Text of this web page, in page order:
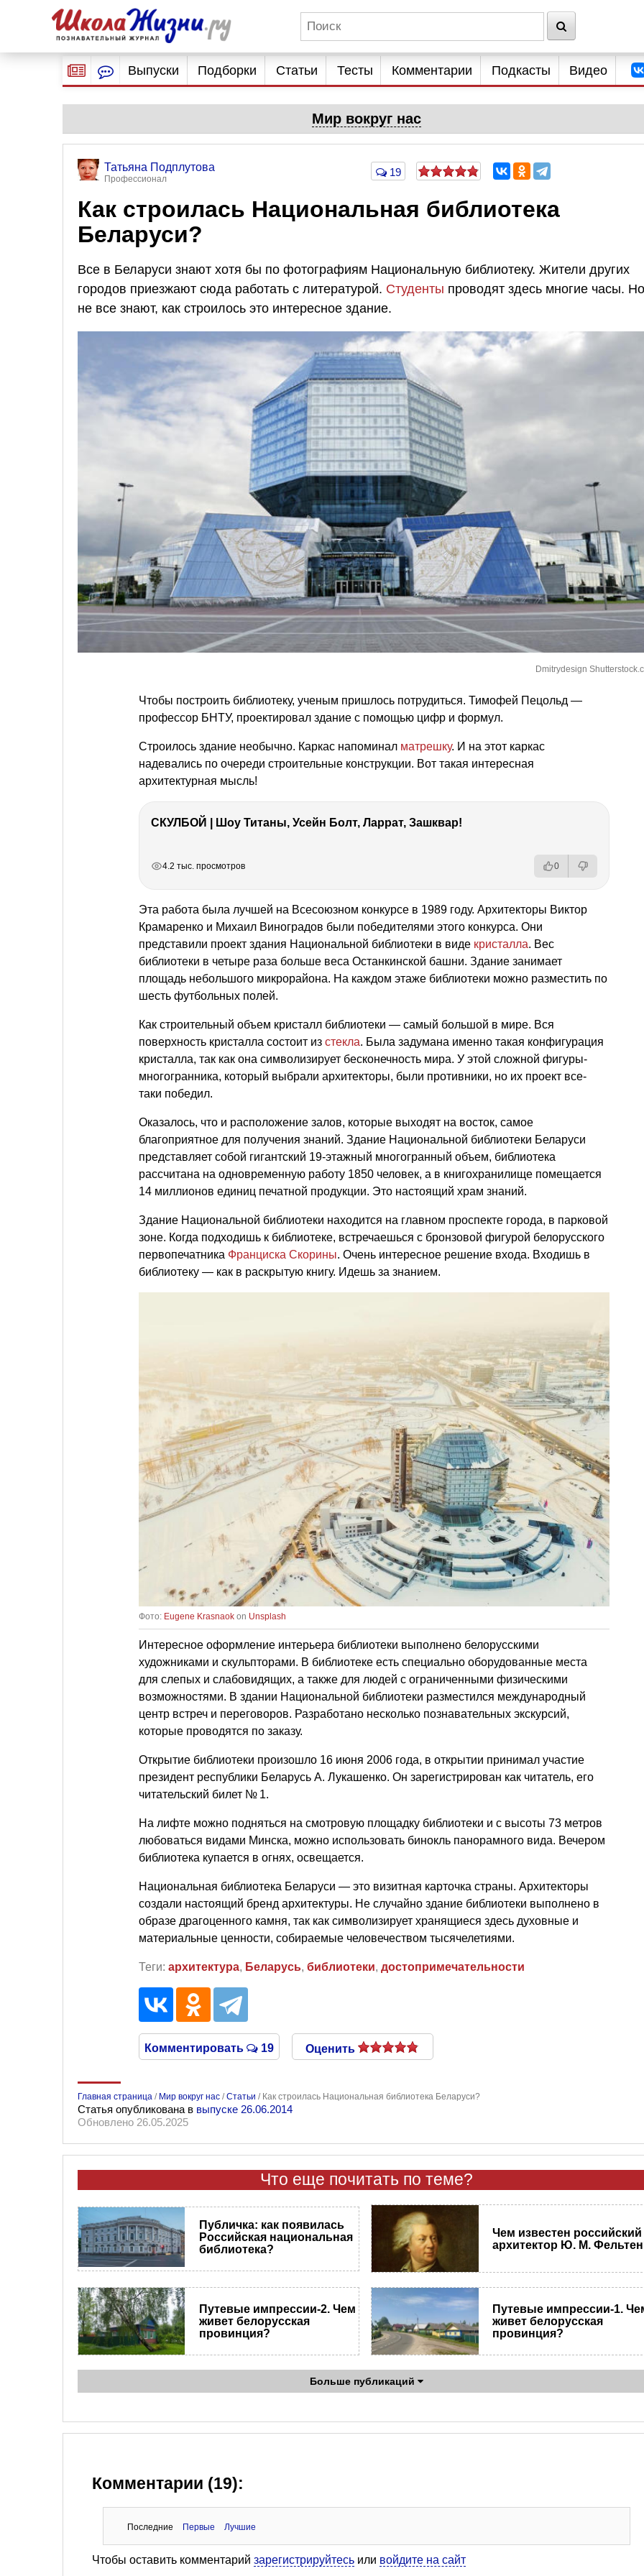
Выпуски Подборки Статьи Тесты Комментарии Подкасты Видео
Мир вокруг нас
Татьяна Подплутова
Профессионал
19
Как строилась Национальная библиотека
Беларуси?
Все в Беларуси знают хотя бы по фотографиям Национальную библиотеку. Жители других
городов приезжают сюда работать с литературой. Студенты проводят здесь многие часы. Но
не все знают, как строилось это интересное здание.
Dmitrydesign
Чтобы построить библиотеку, ученым пришлось потрудиться. Тимофей Пецольд —
профессор БНТУ, проектировал здание с помощью цифр и формул.
Строилось здание необычно. Каркас напоминал матрешку. И на этот каркас
надевались по очереди строительные конструкции. Вот такая интересная
архитектурная мысль!
СКУЛБОЙ | Шоу Титаны, Усейн Болт, Ларрат, Зашквар!
4.2 тыс. просмотров 0
Эта работа была лучшей на Всесоюзном конкурсе в 1989 году. Архитекторы Виктор
Крамаренко и Михаил Виноградов были победителями этого конкурса. Они
представили проект здания Национальной библиотеки в виде кристалла. Вес
библиотеки в четыре раза больше веса Останкинской башни. Здание занимает
площадь небольшого микрорайона. На каждом этаже библиотеки можно разместить по
шесть футбольных полей.
Как строительный объем кристалл библиотеки — самый большой в мире. Вся
поверхность кристалла состоит из стекла. Была задумана именно такая конфигурация
кристалла, так как она символизирует бесконечность мира. У этой сложной фигуры-
многогранника, который выбрали архитекторы, были противники, но их проект все-
таки победил.
Оказалось, что и расположение залов, которые выходят на восток, самое
благоприятное для получения знаний. Здание Национальной библиотеки Беларуси
представляет собой гигантский 19-этажный многогранный объем, библиотека
рассчитана на одновременную работу 1850 человек, а в книгохранилище помещается
14 миллионов единиц печатной продукции. Это настоящий храм знаний.
Здание Национальной библиотеки находится на главном проспекте города, в парковой
зоне. Когда подходишь к библиотеке, встречаешься с бронзовой фигурой белорусского
первопечатника Франциска Скорины. Очень интересное решение входа. Входишь в
библиотеку — как в раскрытую книгу. Идешь за знанием.
Фото: Eugene Krasnaok on Unsplash
Интересное оформление интерьера библиотеки выполнено белорусскими
художниками и скульпторами. В библиотеке есть специально оборудованные места
для слепых и слабовидящих, а также для людей с ограниченными физическими
возможностями. В здании Национальной библиотеки разместился международный
центр встреч и переговоров. Разработано несколько познавательных экскурсий,
которые проводятся по заказу.
Открытие библиотеки произошло 16 июня 2006 года, в открытии принимал участие
президент республики Беларусь А. Лукашенко. Он зарегистрирован как читатель, его
читательский билет № 1.
На лифте можно подняться на смотровую площадку библиотеки и с высоты 73 метров
любоваться видами Минска, можно использовать бинокль панорамного вида. Вечером
библиотека купается в огнях, освещается.
Национальная библиотека Беларуси — это визитная карточка страны. Архитекторы
создали настоящий бренд архитектуры. Не случайно здание библиотеки выполнено в
образе драгоценного камня, так как символизирует хранящиеся здесь духовные и
материальные ценности, собираемые человечеством тысячелетиями.
Теги: архитектура, Беларусь, библиотеки, достопримечательности
Комментировать 19 Оценить
Главная страница / Мир вокруг нас /Статьи / Как строилась Национальная библиотека Беларуси?
Статья опубликована в выпуске 26.06.2014
Обновлено 26.05.2025
Что еще почитать по теме?
Публичка: как появилась
Российская национальная
библиотека?
Чем известен российский
архитектор Ю. М.
Путевые импрессии-2. Чем
живет белорусская
провинция?
Путевые импрессии-1.
живет белорусская
провинция?
Больше публикаций
Комментарии (19):
Последние Первые Лучшие
Чтобы оставить комментарий зарегистрируйтесь или войдите на сайт